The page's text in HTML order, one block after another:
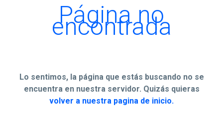
Página no
encontrada
Lo sentimos, la página que estás buscando no se
encuentra en nuestra servidor. Quizás quieras
volver a nuestra pagina de inicio.